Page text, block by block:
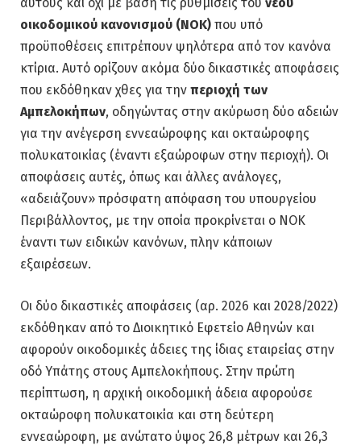
οικοδομικού κανονισμού (ΝΟΚ) που υπό
προϋποθέσεις επιτρέπουν ψηλότερα από τον κανόνα
κτίρια. Αυτό ορίζουν ακόμα δύο δικαστικές αποφάσεις
που εκδόθηκαν χθες για την περιοχή των
Αμπελοκήπων, οδηγώντας στην ακύρωση δύο αδειών
για την ανέγερση εννεαώροφης και οκταώροφης
πολυκατοικίας (έναντι εξαώροφων στην περιοχή). Οι
αποφάσεις αυτές, όπως και άλλες ανάλογες,
«αδειάζουν» πρόσφατη απόφαση του υπουργείου
Περιβάλλοντος, με την οποία προκρίνεται ο ΝΟΚ
έναντι των ειδικών κανόνων, πλην κάποιων
εξαιρέσεων.
Οι δύο δικαστικές αποφάσεις (αρ. 2026 και 2028/2022)
εκδόθηκαν από το Διοικητικό Εφετείο Αθηνών και
αφορούν οικοδομικές άδειες της ίδιας εταιρείας στην
οδό Υπάτης στους Αμπελοκήπους. Στην πρώτη
περίπτωση, η αρχική οικοδομική άδεια αφορούσε
οκταώροφη πολυκατοικία και στη δεύτερη
εννεαώροφη, με ανώτατο ύψος 26,8 μέτρων και 26,3